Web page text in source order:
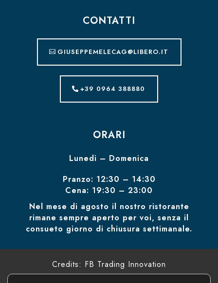
CONTATTI
GIUSEPPEMELECAG@LIBERO.IT
+39 0964 388880
ORARI
Lunedi – Domenica
Pranzo: 12:30 – 14:30
Cena: 19:30 – 23:00
Nel mese di agosto il nostro ristorante
rimane sempre aperto per voi, senza il
consueto giorno di chiusura settimanale.
Credits: FB Trading Innovation